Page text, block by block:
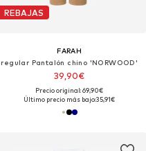
REBAJAS
FARAH
regular Pantalón chino 'NORWOOD'
39,90€
Precio original: 69,90€
Último precio más bajo:35,91€